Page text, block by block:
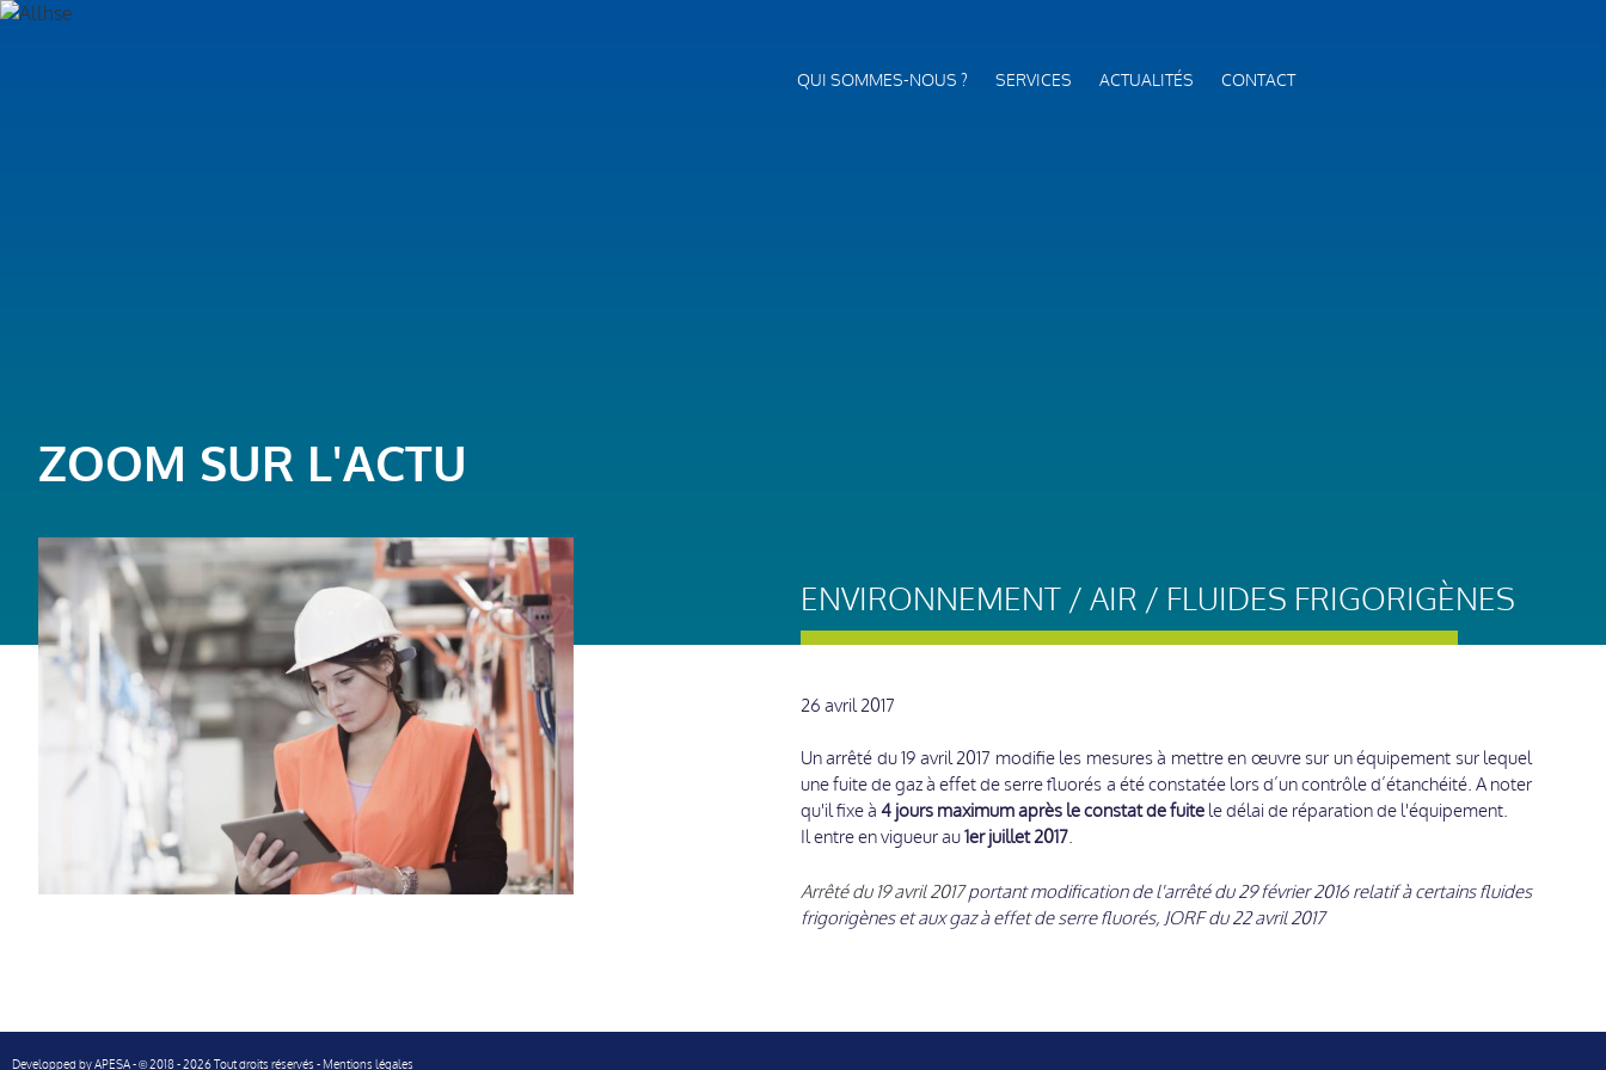
QUI SOMMES-NOUS ? SERVICES ACTUALITÉS CONTACT
ENVIRONNEMENT / AIR / FLUIDES FRIGORIGÈNES
ZOOM SUR L'ACTU
26 avril 2017
Un arrêté du 19 avril 2017 modifie les mesures à mettre en œuvre sur un équipement sur lequel
une fuite de gaz à effet de serre fluorés a été constatée lors d’un contrôle d’étanchéité. A noter
qu'il fixe à 4 jours maximum après le constat de fuite le délai de réparation de l'équipement.
Il entre en vigueur au1er juillet 2017.
Arrêté du 19 avril 2017portant modification de l'arrêté du 29 février 2016 relatif à certains fluides
frigorigènes et aux gaz à effet de serre fluorés, JORF du 22 avril 2017
Developped byAPESA-©2018 - 2026 Tout droits réservés -Mentions légales